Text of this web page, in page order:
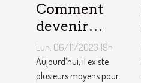
Comment
devenir
bijoutier-
joaillier ?
Lun. 06/11/2023 19h
Aujourd’hui, il existe
plusieurs moyens pour